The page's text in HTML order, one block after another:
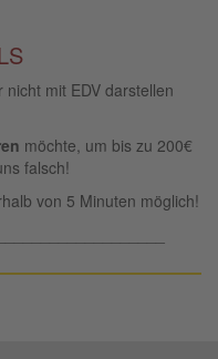
nicht mit EDV darstellen
möchte, um bis zu 200€
falsch!
von 5 Minuten möglich!